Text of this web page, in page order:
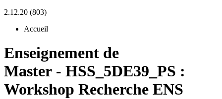
2.12.20 (803)
Accueil
Enseignement de
Master - HSS_5DE39_PS :
Workshop Recherche ENS